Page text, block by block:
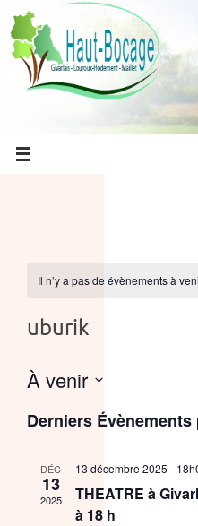
Passer
au
contenu
Il n’y a pas de évènements à
uburik
À venir
une
Derniers Évènements
DÉC
13
2025
13 décembre 2025 -
THEATRE à
à 18 h